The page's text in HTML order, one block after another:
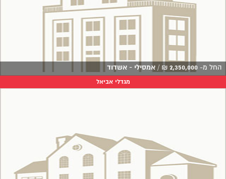
החל מ- 2,350,000
₪
/ אמסילי - אשדוד
מגדלי אביאל